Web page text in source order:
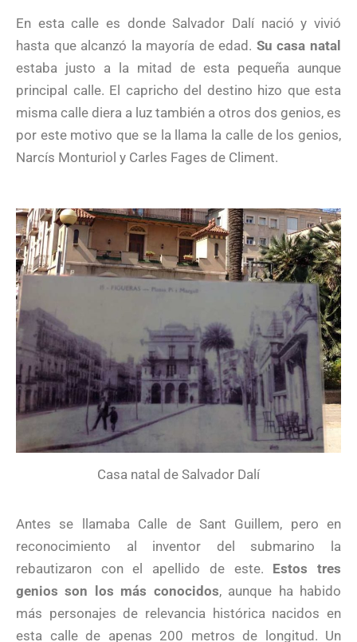
En esta calle es donde Salvador Dalí nació y vivió
hasta que alcanzó la mayoría de edad. Su casa natal
estaba justo a la mitad de esta pequeña aunque
principal calle. El capricho del destino hizo que esta
misma calle diera a luz también a otros dos genios, es
por este motivo que se la llama la calle de los genios,
Narcís Monturiol y Carles Fages de Climent.
Casa natal de Salvador Dalí
Antes se llamaba Calle de Sant Guillem, pero en
reconocimiento al inventor del submarino la
rebautizaron con el apellido de este. Estos tres
genios son los más conocidos, aunque ha habido
más personajes de relevancia histórica nacidos en
esta calle de apenas 200 metros de longitud. Un